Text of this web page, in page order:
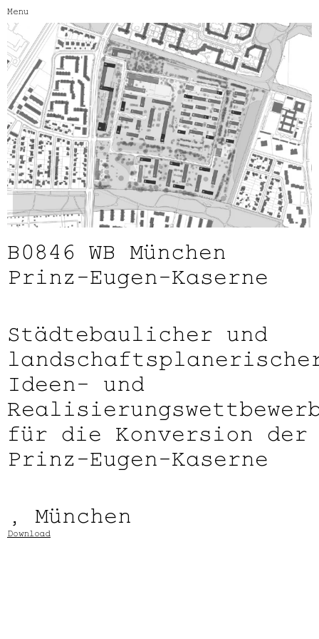
Menu
B0846 WB München
Prinz-Eugen-Kaserne
Städtebaulicher und
Ideen- und
für die Konversion der
Prinz-Eugen-Kaserne
, München
Download